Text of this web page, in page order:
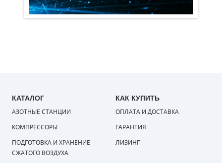
КАТАЛОГ
АЗОТНЫЕ СТАНЦИИ
КОМПРЕССОРЫ
ПОДГОТОВКА И ХРАНЕНИЕ
СЖАТОГО ВОЗДУХА
КАК КУПИТЬ
ОПЛАТА И ДОСТАВКА
ГАРАНТИЯ
ЛИЗИНГ